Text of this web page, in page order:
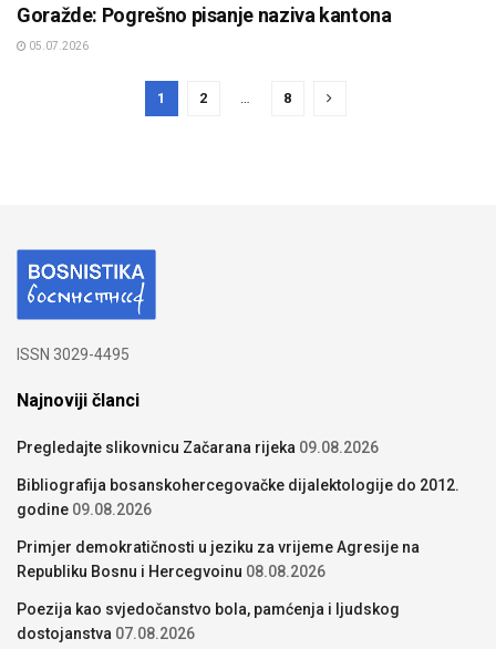
Goražde: Pogrešno pisanje naziva kantona
05.07.2026
1 2 … 8
ISSN 3029-4495
Najnoviji članci
Pregledajte slikovnicu Začarana rijeka 09.08.2026
Bibliografija bosanskohercegovačke dijalektologije do 2012.
godine 09.08.2026
Primjer demokratičnosti u jeziku za vrijeme Agresije na
Republiku Bosnu i Hercegvoinu 08.08.2026
Poezija kao svjedočanstvo bola, pamćenja i ljudskog
dostojanstva 07.08.2026